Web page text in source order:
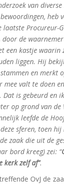
van
heb
laatste Procureur-
door de
een kastje waarin
liggen. Hij
en merkt
mee valt te doen
Dat is gebeurd en
op grond van de
leefde de
sferen, toen hij
zaak die uit de
bord kreeg) zei: “
kerk zelf af”.
OvJ de